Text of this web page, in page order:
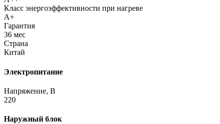
Класс энергоэффективности при нагреве
A+
Гарантия
36 мес
Страна
Китай
Электропитание
Напряжение, В
220
Наружный блок